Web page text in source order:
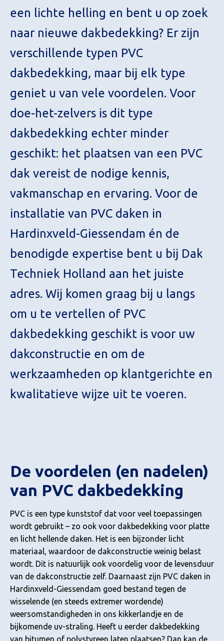
een lichte helling en bent u op zoek
naar nieuwe dakbedekking? Er zijn
verschillende typen PVC
dakbedekking, maar bij elk type
geniet u van vele voordelen. Voor
doe-het-zelvers is dit type
dakbedekking echter minder
geschikt: het plaatsen van een PVC
dak vereist de nodige kennis,
vakmanschap en ervaring. Voor de
installatie van PVC daken in
Hardinxveld-Giessendam én de
benodigde expertise bent u bij Dak
Techniek Holland aan het juiste
adres. Wij komen graag bij u langs
om u te vertellen of PVC
dakbedekking geschikt is voor uw
dakconstructie en om de
werkzaamheden op klantgerichte en
kwalitatieve wijze uit te voeren.
De voordelen (en nadelen)
van PVC dakbedekking
PVC is een type kunststof dat voor veel toepassingen
wordt gebruikt – zo ook voor dakbedekking voor platte
en licht hellende daken. Het is een bijzonder licht
materiaal, waardoor de dakconstructie weinig belast
wordt. Dit is natuurlijk ook voordelig voor de levensduur
van de dakconstructie zelf. Daarnaast zijn PVC daken in
Hardinxveld-Giessendam goed bestand tegen de
wisselende (en steeds extremer wordende)
weersomstandigheden in ons kikkerlandje en de
bijkomende uv-straling. Heeft u eerder dakbedekking
van bitumen of polystyreen laten plaatsen? Dan kan de